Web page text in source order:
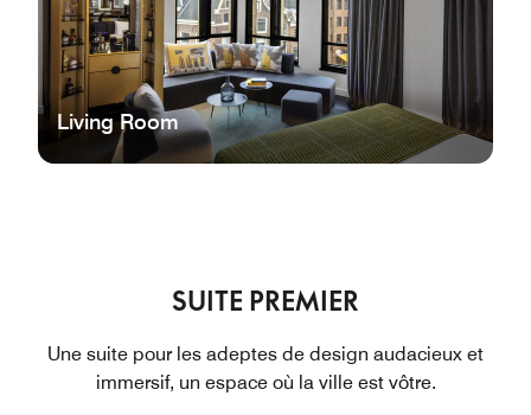
Living Room
SUITE PREMIER
Une suite pour les adeptes de design audacieux et
immersif, un espace où la ville est vôtre.